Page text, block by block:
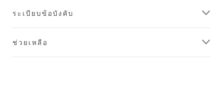
ระเบียบข้อบังคับ
ช่วยเหลือ